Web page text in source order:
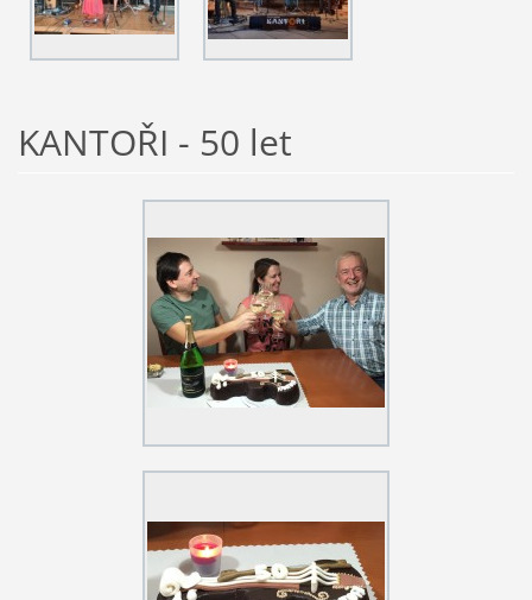
KANTOŘI - 50 let